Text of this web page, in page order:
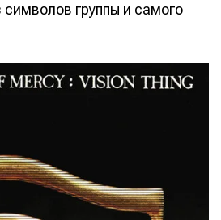
группы и самого